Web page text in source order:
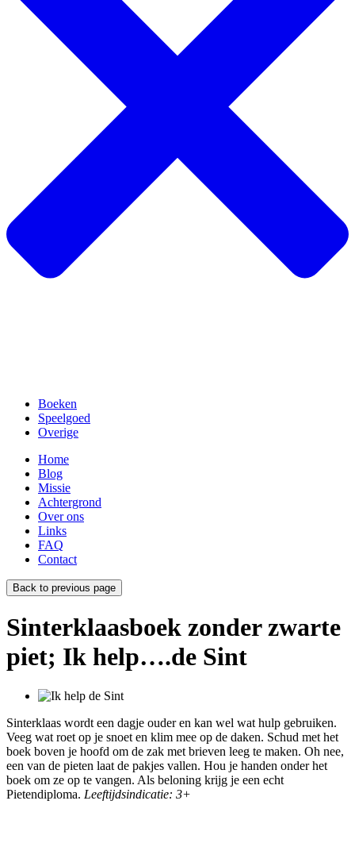
Boeken
Speelgoed
Overige
Home
Blog
Missie
Achtergrond
Over ons
Links
FAQ
Contact
Back to previous page
Sinterklaasboek zonder zwarte
piet; Ik help….de Sint
Sinterklaas wordt een dagje ouder en kan wel wat hulp gebruiken.
Veeg wat roet op je snoet en klim mee op de daken. Schud met het
boek boven je hoofd om de zak met brieven leeg te maken. Oh nee,
een van de pieten laat de pakjes vallen. Hou je handen onder het
boek om ze op te vangen. Als beloning krijg je een echt
Pietendiploma. Leeftijdsindicatie: 3+